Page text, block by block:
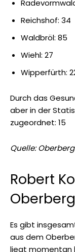
Reichshof: 34
Waldbröl: 85
Wiehl: 27
Wipperfürth:
Durch das
aber in der
zugeordnet: 15
Quelle:
Robert
Es gibt
aus dem
liegt momentan